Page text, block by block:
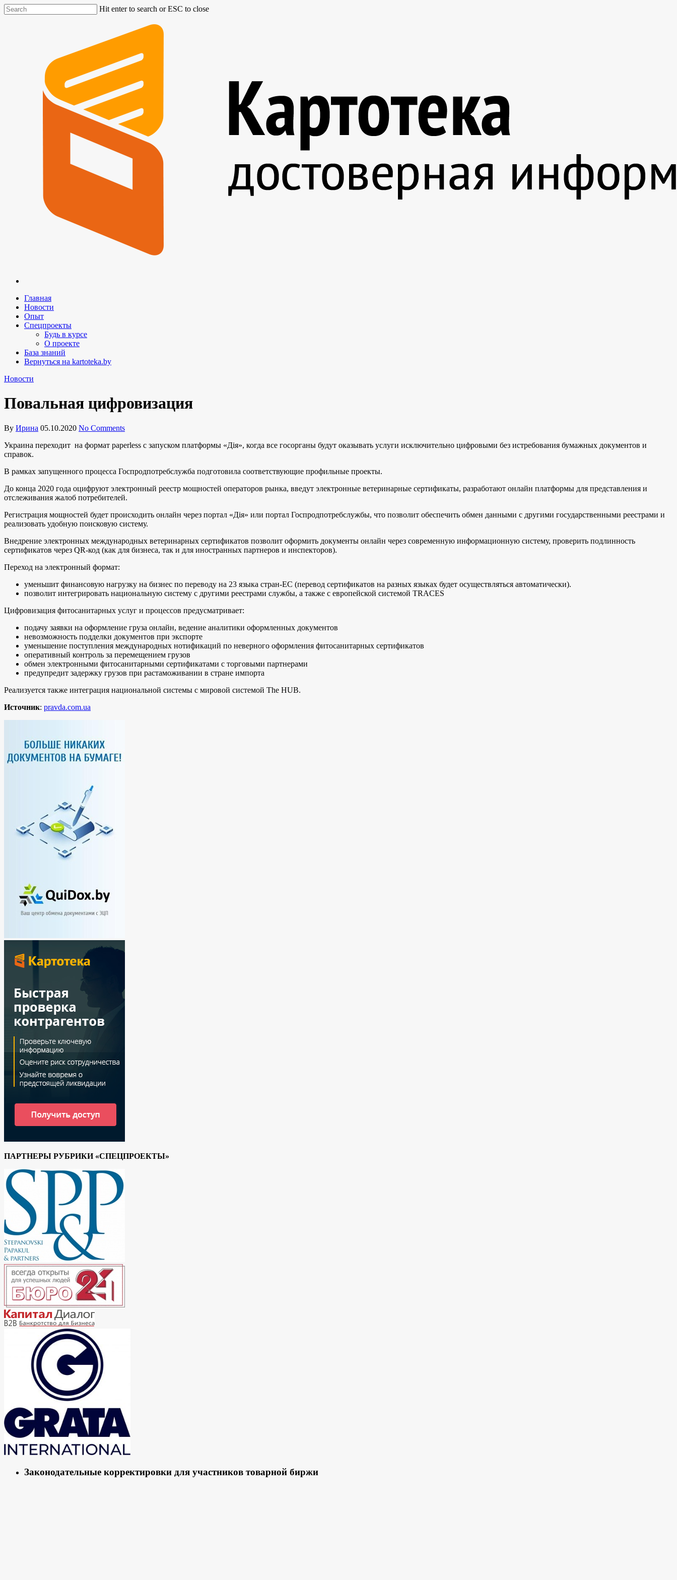
Hit enter to search or ESC to close
Главная
Новости
Опыт
Спецпроекты
Будь в курсе
О проекте
База знаний
Вернуться на kartoteka.by
Новости
Повальная цифровизация
By Ирина 05.10.2020 No Comments
Украина переходит на формат paperless с запуском платформы «Дія», когда все госорганы будут оказывать услуги исключительно цифровыми без истребования бумажных документов и
справок.
В рамках запущенного процесса Госпродпотребслужба подготовила соответствующие профильные проекты.
До конца 2020 года оцифруют электронный реестр мощностей операторов рынка, введут электронные ветеринарные сертификаты, разработают онлайн платформы для представления и
отслеживания жалоб потребителей.
Регистрация мощностей будет происходить онлайн через портал «Дія» или портал Госпродпотребслужбы, что позволит обеспечить обмен данными с другими государственными реестрами и
реализовать удобную поисковую систему.
Внедрение электронных международных ветеринарных сертификатов позволит оформить документы онлайн через современную информационную систему, проверить подлинность
сертификатов через QR-код (как для бизнеса, так и для иностранных партнеров и инспекторов).
Переход на электронный формат:
уменьшит финансовую нагрузку на бизнес по переводу на 23 языка стран-ЕС (перевод сертификатов на разных языках будет осуществляться автоматически).
позволит интегрировать национальную систему с другими реестрами службы, а также с европейской системой TRACES
Цифровизация фитосанитарных услуг и процессов предусматривает:
подачу заявки на оформление груза онлайн, ведение аналитики оформленных документов
невозможность подделки документов при экспорте
уменьшение поступления международных нотификаций по неверного оформления фитосанитарных сертификатов
оперативный контроль за перемещением грузов
обмен электронными фитосанитарными сертификатами с торговыми партнерами
предупредит задержку грузов при растаможивании в стране импорта
Реализуется также интеграция национальной системы с мировой системой The HUB.
Источник: pravda.com.ua
ПАРТНЕРЫ РУБРИКИ «СПЕЦПРОЕКТЫ»
Законодательные корректировки для участников товарной биржи